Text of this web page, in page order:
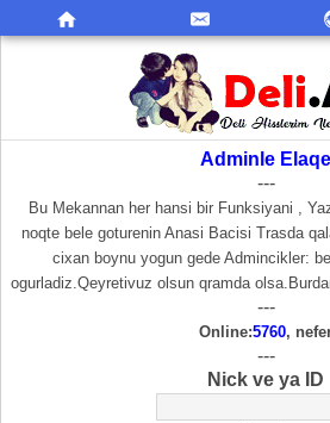
Adminle Elaqe
---
Bu Mekannan her hansi bir Funksiyani ,
noqte bele goturenin Anasi Bacisi Trasda
cixan boynu yogun gede Admincikler:
ogurladiz.Qeyretivuz olsun qramda
---
Online:5760,
---
Nick ve ya ID